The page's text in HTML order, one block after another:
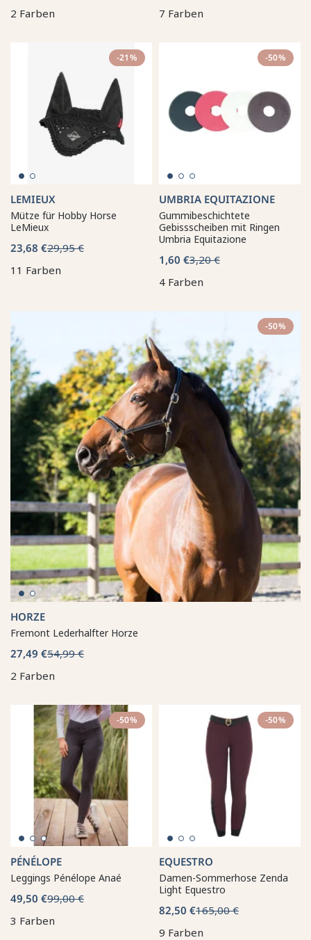
2 Farben 7 Farben
-21%
LEMIEUX
Mütze für Hobby Horse
LeMieux
23,68 €29,95 €
11 Farben
-50%
UMBRIA EQUITAZIONE
Gummibeschichtete
Gebissscheiben mit Ringen
Umbria Equitazione
1,60 €3,20 €
4 Farben
-50%
HORZE
Fremont Lederhalfter Horze
27,49 €54,99 €
2 Farben
-50%
PÉNÉLOPE
Leggings Pénélope Anaé
49,50 €99,00 €
3 Farben
-50%
EQUESTRO
Damen-Sommerhose Zenda
Light Equestro
82,50 €165,00 €
9 Farben